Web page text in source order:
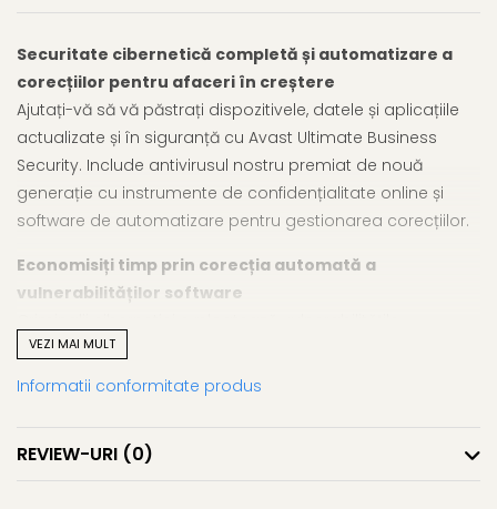
Securitate cibernetică completă și automatizare a
corecțiilor pentru afaceri în creștere
Ajutați-vă să vă păstrați dispozitivele, datele și aplicațiile
actualizate și în siguranță cu Avast Ultimate Business
Security. Include antivirusul nostru premiat de nouă
generație cu instrumente de confidențialitate online și
software de automatizare pentru gestionarea corecțiilor.
Economisiți timp prin corecția automată a
vulnerabilităților software
nepattchizate în sistemele de operare și în aplicațiile
utilizate în mod obișnuit (Java, Adobe, Google Chrome,
Zoom etc.) ca parte a atacurilor direcționate. Avast
Business Patch Management abordează automat
vulnerabilitățile din sistemele dvs. Windows și aplicațiile de
la terțe părți pentru a vă ajuta să vă mențineți afacerea în
VEZI MAI MULT
Informatii conformitate produs
REVIEW-URI (0)